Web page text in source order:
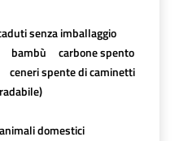
senza imballaggio
bambù
carbone spento
ceneri spente di caminetti
domestici